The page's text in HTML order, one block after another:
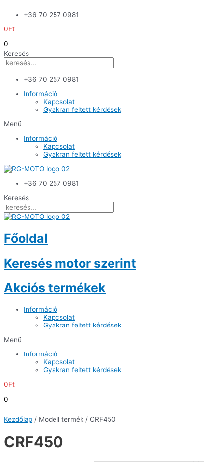
+36 70 257 0981
0Ft
0
Keresés
+36 70 257 0981
Információ
Kapcsolat
Gyakran feltett kérdések
Menü
Információ
Kapcsolat
Gyakran feltett kérdések
+36 70 257 0981
Keresés
Főoldal
Keresés motor szerint
Akciós termékek
Információ
Kapcsolat
Gyakran feltett kérdések
Menü
Információ
Kapcsolat
Gyakran feltett kérdések
0Ft
0
Kezdőlap / Modell termék / CRF450
CRF450